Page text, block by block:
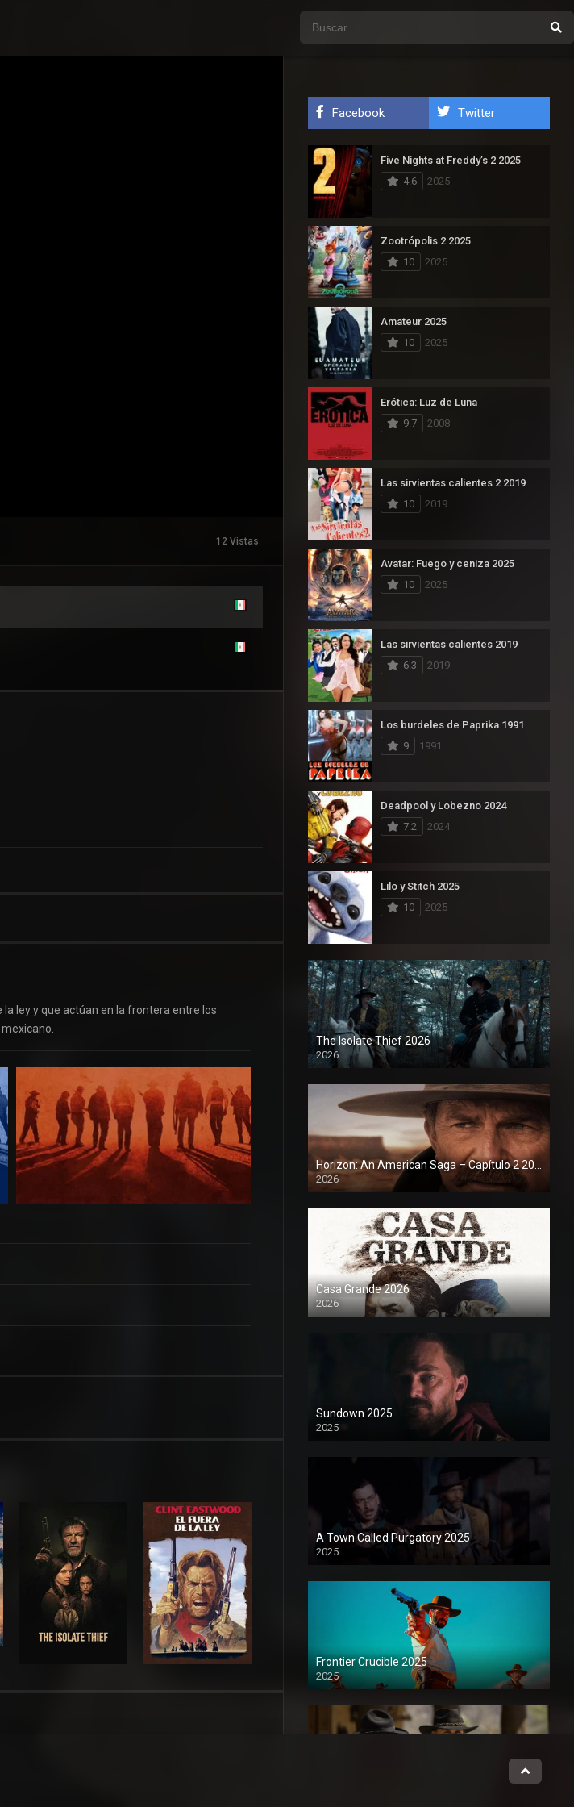
12 Vistas
ley y que actúan en la frontera entre los
Facebook Twitter
Five Nights at Freddy’s 2 2025
4.6
2025
Zootrópolis 2 2025
10
2025
Amateur 2025
10
2025
Erótica: Luz de Luna
9.7
2008
Las sirvientas calientes 2 2019
10
2019
Avatar: Fuego y ceniza 2025
10
2025
Las sirvientas calientes 2019
6.3
2019
Los burdeles de Paprika 1991
9
1991
Deadpool y Lobezno 2024
7.2
2024
Lilo y Stitch 2025
10
2025
The Isolate Thief 2026
2026
1080P
2026
1080P
Casa Grande 2026
2026
1080P
Sundown 2025
2025
1080P
A Town Called Purgatory 2025
2025
1080P
Frontier Crucible 2025
2025
1080P